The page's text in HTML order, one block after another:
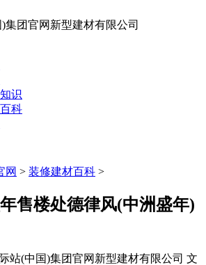
识
科
网 > 装修建材百科 >
售楼处德律风(中洲盛年)
站(中国)集团官网新型建材有限公司 文